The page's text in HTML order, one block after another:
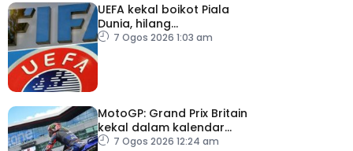
UEFA kekal boikot Piala
Dunia, hilang
kepercayaan kepada
7 Ogos 2026 1:03 am
MotoGP: Grand Prix Britain
kekal dalam kalendar
hingga 2028
7 Ogos 2026 12:24 am